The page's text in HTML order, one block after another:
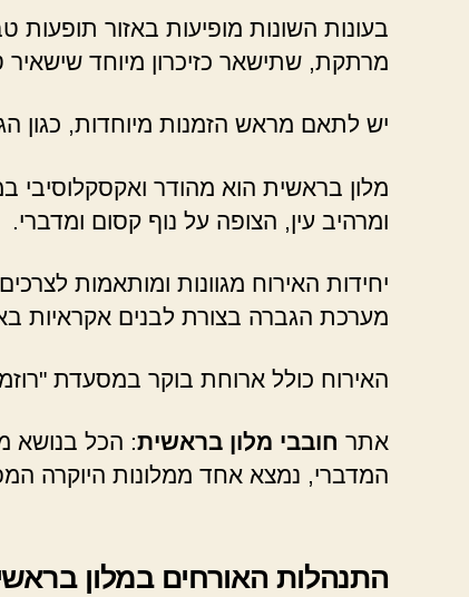
בעונות השונות מופיעות באזור תופעות
מרתקת, שתישאר כזיכרון מיוחד
יש לתאם מראש הזמנות מיוחדות, כגון
מלון בראשית הוא מהודר ואקסקלוסיבי
ומרהיב עין, הצופה על נוף קסום ומדברי.
יחידות האירוח מגוונות ומותאמות
מערכת הגברה בצורת לבנים אקראיות
האירוח כולל ארוחת בוקר במסעדת
אתר חובבי מלון בראשית: הכל בנושא
המדברי, נמצא אחד ממלונות היוקרה
התנהלות האורחים במלון